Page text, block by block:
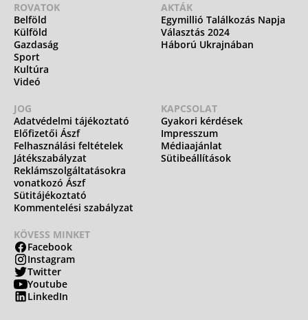
ROVATOK
Belföld
Külföld
Gazdaság
Sport
Kultúra
Videó
AKTÁK
Egymillió Találkozás Napja
Választás 2024
Háború Ukrajnában
JOG
Adatvédelmi tájékoztató
Előfizetői Ászf
Felhasználási feltételek
Játékszabályzat
Reklámszolgáltatásokra
vonatkozó Ászf
Sütitájékoztató
Kommentelési szabályzat
KAPCSOLAT
Gyakori kérdések
Impresszum
Médiaajánlat
Sütibeállítások
KÖVESS MINKET
Facebook
Instagram
Twitter
Youtube
LinkedIn